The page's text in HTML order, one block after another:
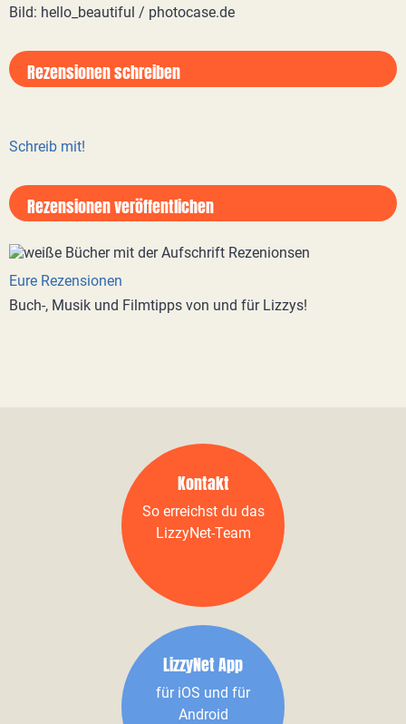
Bild: hello_beautiful / photocase.de
Rezensionen schreiben
Schreib mit!
Rezensionen veröffentlichen
Eure Rezensionen
Buch-, Musik und Filmtipps von und für Lizzys!
Kontakt
So erreichst du das
LizzyNet-Team
LizzyNet App
für iOS und für
Android